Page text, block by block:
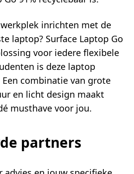
inrichten met de
laptop? Surface Laptop Go
voor iedere flexibele
is deze laptop
combinatie van grote
en licht design maakt
musthave voor jou.
partners